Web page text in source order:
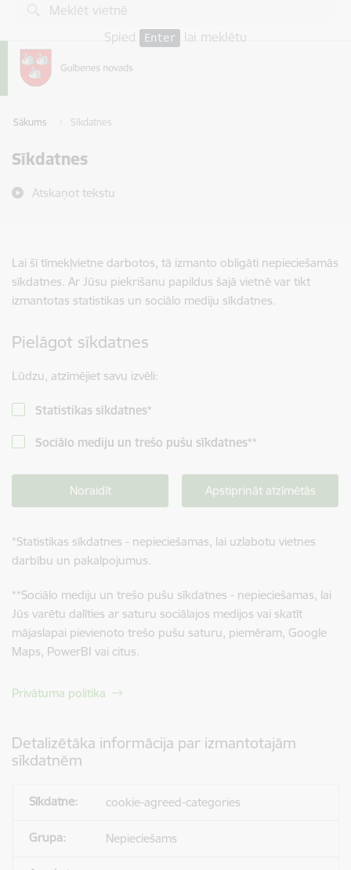
Pāriet uz lapas saturu
Spied
Enter lai meklētu
Sākums Sīkdatnes
Sīkdatnes
Atskaņot tekstu
Lai šī tīmekļvietne darbotos, tā izmanto obligāti nepieciešamās
sīkdatnes. Ar Jūsu piekrišanu papildus šajā vietnē var tikt
izmantotas statistikas un sociālo mediju sīkdatnes.
Pielāgot sīkdatnes
Lūdzu, atzīmējiet savu izvēli:
Statistikas sīkdatnes*
Sociālo mediju un trešo pušu sīkdatnes**
Noraidīt Apstiprināt atzīmētās
*Statistikas sīkdatnes - nepieciešamas, lai uzlabotu vietnes
darbību un pakalpojumus.
**Sociālo mediju un trešo pušu sīkdatnes - nepieciešamas, lai
Jūs varētu dalīties ar saturu sociālajos medijos vai skatīt
mājaslapai pievienoto trešo pušu saturu, piemēram, Google
Maps, PowerBI vai citus.
Privātuma politika
Detalizētāka informācija par izmantotajām
sīkdatnēm
cookie-agreed-categories
Nepieciešams